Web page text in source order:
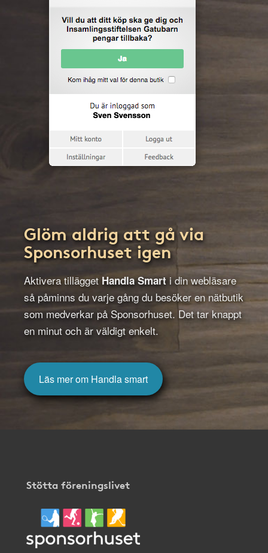
Glöm aldrig att gå via
Sponsorhuset igen
Aktivera tillägget Handla Smarti din webläsare
så påminns du varje gång du besöker en nätbutik
som medverkar på Sponsorhuset. Det tar knappt
en minut och är väldigt enkelt.
Läs mer om Handla smart
Stötta föreningslivet